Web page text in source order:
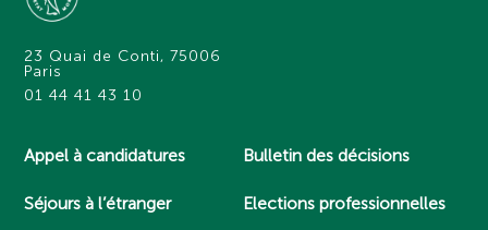
23 Quai de Conti, 75006
Paris
01 44 41 43 10
Appel à candidatures
Séjours à l’étranger
Bulletin des décisions
Elections professionnelles